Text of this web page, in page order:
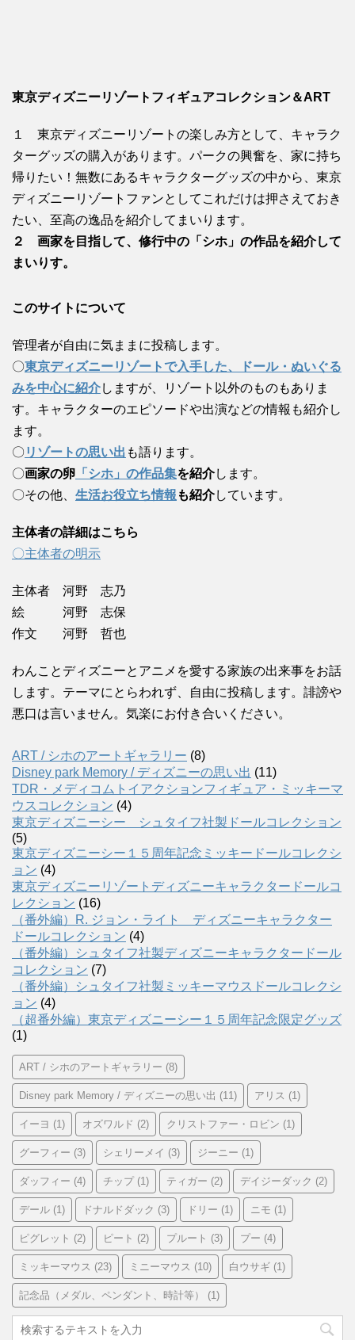
東京ディズニーリゾートフィギュアコレクション＆ART
１ 東京ディズニーリゾートの楽しみ方として、キャラク
ターグッズの購入があります。パークの興奮を、家に持ち
帰りたい！無数にあるキャラクターグッズの中から、東京
ディズニーリゾートファンとしてこれだけは押さえておき
たい、至高の逸品を紹介してまいります。
２ 画家を目指して、修行中の「シホ」の作品を紹介して
まいりす。
このサイトについて
管理者が自由に気ままに投稿します。
〇東京ディズニーリゾートで入手した、ドール・ぬいぐる
みを中心に紹介しますが、リゾート以外のものもありま
す。キャラクターのエピソードや出演などの情報も紹介し
ます。
〇 リゾートの思い出 も語ります。
〇画家の卵 「シホ」の作品集を紹介します。
〇その他、 生活お役立ち情報 も紹介しています。
主体者の詳細はこちら
〇主体者の明示
主体者 河野 志乃
絵 河野 志保
作文 河野 哲也
わんことディズニーとアニメを愛する家族の出来事をお話
します。テーマにとらわれず、自由に投稿します。誹謗や
悪口は言いません。気楽にお付き合いください。
ART / シホのアートギャラリー (8)
Disney park Memory / ディズニーの思い出 (11)
TDR・メディコムトイアクションフィギュア・ミッキーマ
ウスコレクション (4)
東京ディズニーシー シュタイフ社製ドールコレクション
(5)
東京ディズニーシー１５周年記念ミッキードールコレクシ
ョン (4)
東京ディズニーリゾートディズニーキャラクタードールコ
レクション (16)
（番外編）R. ジョン・ライト ディズニーキャラクター
ドールコレクション (4)
（番外編）シュタイフ社製ディズニーキャラクタードール
コレクション (7)
（番外編）シュタイフ社製ミッキーマウスドールコレクシ
ョン (4)
（超番外編）東京ディズニーシー１５周年記念限定グッズ
(1)
ART / シホのアートギャラリー (8)
Disney park Memory / ディズニーの思い出 (11) アリス (1)
イーヨ (1) オズワルド (2) クリストファー・ロビン (1)
グーフィー (3) シェリーメイ (3) ジーニー (1)
ダッフィー (4) チップ(1) ティガー (2) デイジーダック (2)
デール (1) ドナルドダック (3) ドリー (1) ニモ (1)
ピグレット (2) ピート (2) プルート (3) プー (4)
ミッキーマウス (23) ミニーマウス (10) 白ウサギ (1)
記念品（メダル、ペンダント、時計等） (1)